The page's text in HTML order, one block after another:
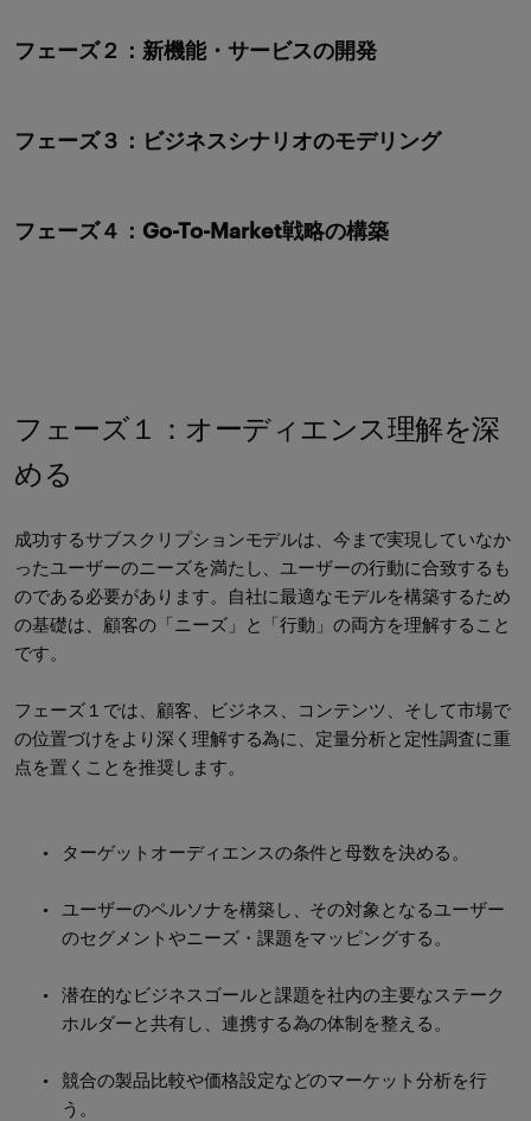
フェーズ２：新機能・サービスの開発
フェーズ３：ビジネスシナリオのモデリング
フェーズ４：Go-To-Market戦略の構築
フェーズ１：オーディエンス理解を深
める
成功するサブスクリプションモデルは、今まで実現していなか
ったユーザーのニーズを満たし、ユーザーの行動に合致するも
のである必要があります。自社に最適なモデルを構築するため
の基礎は、顧客の「ニーズ」と「行動」の両方を理解すること
です。
フェーズ１では、顧客、ビジネス、コンテンツ、そして市場で
の位置づけをより深く理解する為に、定量分析と定性調査に重
点を置くことを推奨します。
ターゲットオーディエンスの条件と母数を決める。
ユーザーのペルソナを構築し、その対象となるユーザー
のセグメントやニーズ・課題をマッピングする。
潜在的なビジネスゴールと課題を社内の主要なステーク
ホルダーと共有し、連携する為の体制を整える。
競合の製品比較や価格設定などのマーケット分析を行
う。